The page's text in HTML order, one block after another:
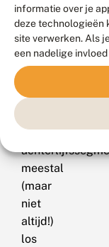
informatie over je
deze technologieën
site verwerken. Als
een nadelige
beekoeverlibel
te
onderscheiden
doordat
stipjes
de
meestal
(maar
niet
altijd!)
los